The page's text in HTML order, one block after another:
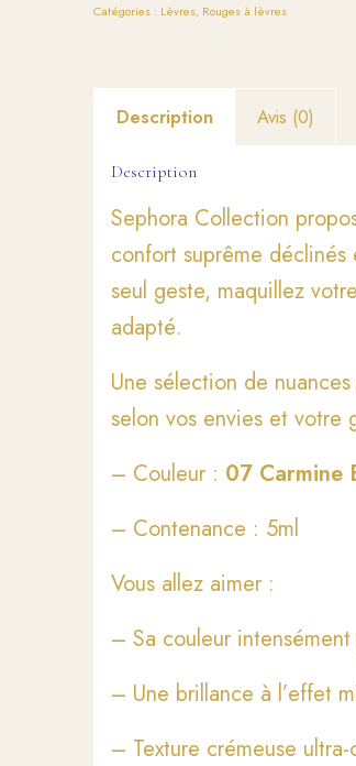
Catégories : Lèvres, Rouges à lèvres
Description Avis (0)
Description
Sephora Collection
confort suprême déclinés
seul geste, maquillez
adapté.
Une sélection de
selon vos envies et votre
– Couleur : 07 Carmine
– Contenance : 5ml
Vous allez aimer :
– Sa couleur
– Une brillance à l’effet
– Texture crémeuse